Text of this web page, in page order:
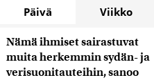
Päivä Viikko
Nämä ihmiset sairastuvat
muita herkemmin sydän- ja
verisuonitauteihin, sanoo